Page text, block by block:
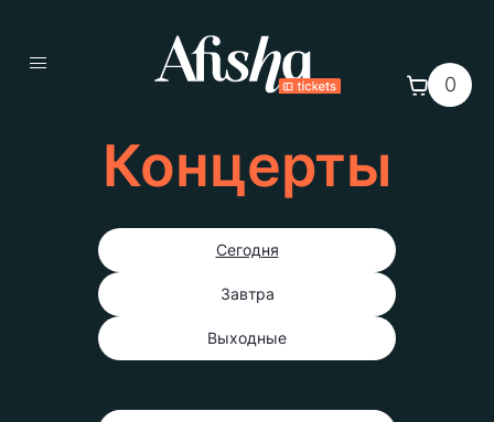
0
Концерты
Сегодня
Завтра
Выходные